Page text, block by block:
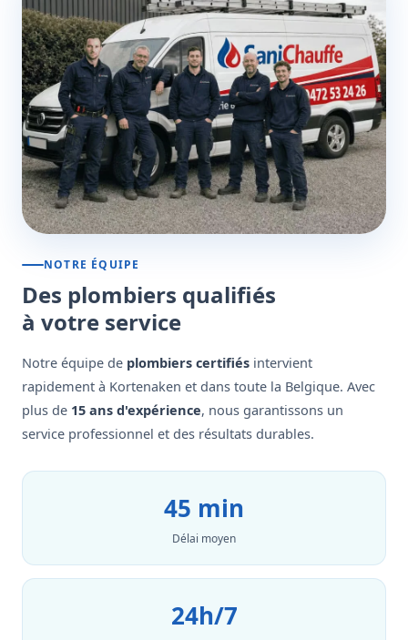
NOTRE ÉQUIPE
Des plombiers qualifiés
à votre service
Notre équipe de plombiers certifiés intervient
rapidement à Kortenaken et dans toute la Belgique. Avec
plus de 15 ans d'expérience, nous garantissons un
service professionnel et des résultats durables.
45 min
Délai moyen
24h/7